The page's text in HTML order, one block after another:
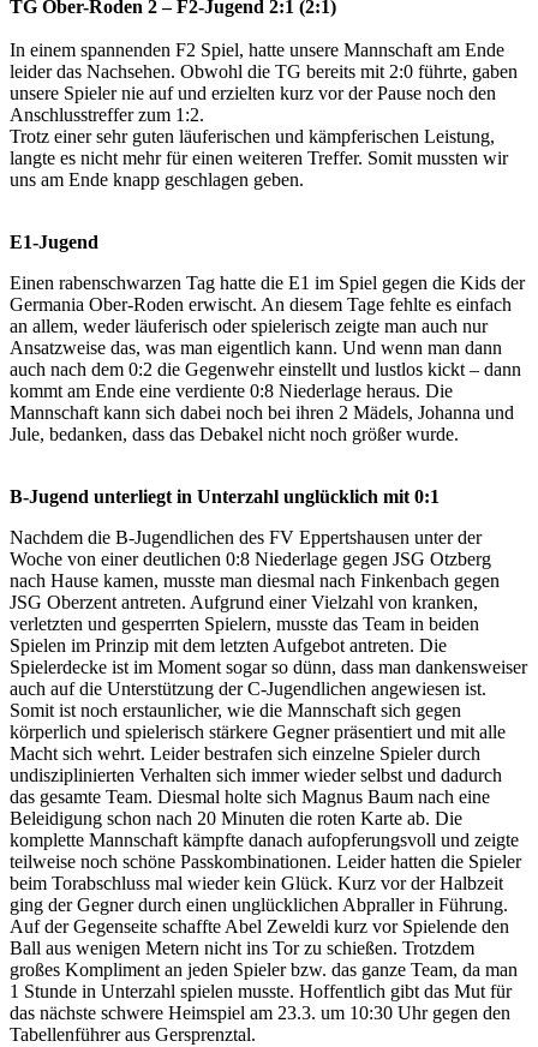
TG Ober-Roden 2 – F2-Jugend 2:1 (2:1)
In einem spannenden F2 Spiel, hatte unsere Mannschaft am Ende
leider das Nachsehen. Obwohl die TG bereits mit 2:0 führte, gaben
unsere Spieler nie auf und erzielten kurz vor der Pause noch den
Anschlusstreffer zum 1:2.
Trotz einer sehr guten läuferischen und kämpferischen Leistung,
langte es nicht mehr für einen weiteren Treffer. Somit mussten wir
uns am Ende knapp geschlagen geben.
E1-Jugend
Einen rabenschwarzen Tag hatte die E1 im Spiel gegen die Kids der
Germania Ober-Roden erwischt. An diesem Tage fehlte es einfach
an allem, weder läuferisch oder spielerisch zeigte man auch nur
Ansatzweise das, was man eigentlich kann. Und wenn man dann
auch nach dem 0:2 die Gegenwehr einstellt und lustlos kickt – dann
kommt am Ende eine verdiente 0:8 Niederlage heraus. Die
Mannschaft kann sich dabei noch bei ihren 2 Mädels, Johanna und
Jule, bedanken, dass das Debakel nicht noch größer wurde.
B-Jugend unterliegt in Unterzahl unglücklich mit 0:1
Nachdem die B-Jugendlichen des FV Eppertshausen unter der
Woche von einer deutlichen 0:8 Niederlage gegen JSG Otzberg
nach Hause kamen, musste man diesmal nach Finkenbach gegen
JSG Oberzent antreten. Aufgrund einer Vielzahl von kranken,
verletzten und gesperrten Spielern, musste das Team in beiden
Spielen im Prinzip mit dem letzten Aufgebot antreten. Die
Spielerdecke ist im Moment sogar so dünn, dass man dankensweiser
auch auf die Unterstützung der C-Jugendlichen angewiesen ist.
Somit ist noch erstaunlicher, wie die Mannschaft sich gegen
körperlich und spielerisch stärkere Gegner präsentiert und mit alle
Macht sich wehrt. Leider bestrafen sich einzelne Spieler durch
undisziplinierten Verhalten sich immer wieder selbst und dadurch
das gesamte Team. Diesmal holte sich Magnus Baum nach eine
Beleidigung schon nach 20 Minuten die roten Karte ab. Die
komplette Mannschaft kämpfte danach aufopferungsvoll und zeigte
teilweise noch schöne Passkombinationen. Leider hatten die Spieler
beim Torabschluss mal wieder kein Glück. Kurz vor der Halbzeit
ging der Gegner durch einen unglücklichen Abpraller in Führung.
Auf der Gegenseite schaffte Abel Zeweldi kurz vor Spielende den
Ball aus wenigen Metern nicht ins Tor zu schießen. Trotzdem
großes Kompliment an jeden Spieler bzw. das ganze Team, da man
1 Stunde in Unterzahl spielen musste. Hoffentlich gibt das Mut für
das nächste schwere Heimspiel am 23.3. um 10:30 Uhr gegen den
Tabellenführer aus Gersprenztal.